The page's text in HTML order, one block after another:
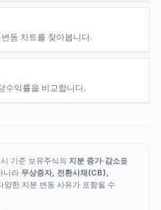
동 차트를 찾아봅니다.
수익률을 비교합니다.
기준 보유주식의 지분 증가·감소를
니라 무상증자, 전환사채(CB),
양한 지분 변동 사유가 포함될 수